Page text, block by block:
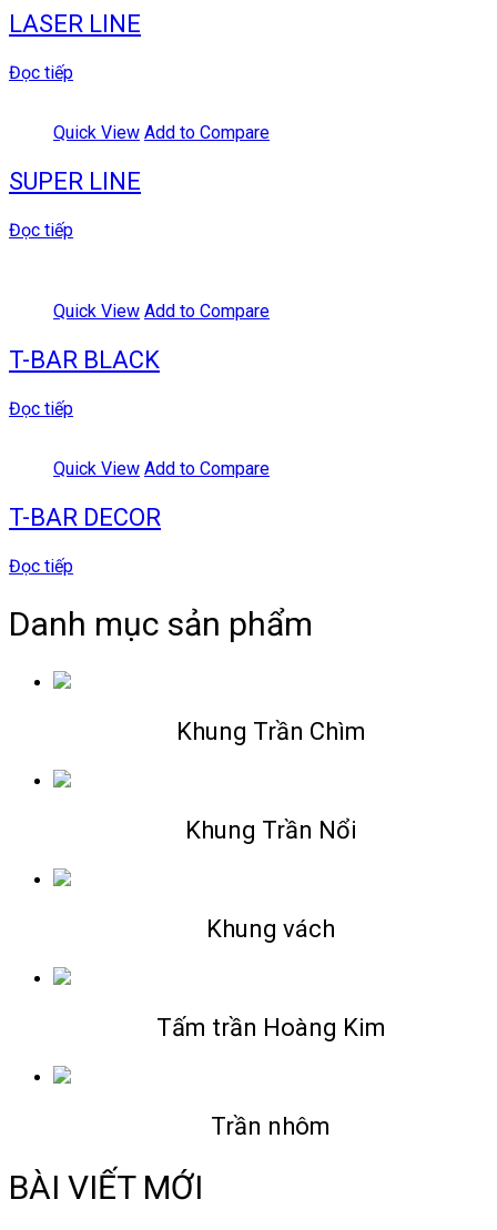
LASER LINE
Đọc tiếp
Quick View Add to Compare
SUPER LINE
Đọc tiếp
Quick View Add to Compare
T-BAR BLACK
Đọc tiếp
Quick View Add to Compare
T-BAR DECOR
Đọc tiếp
Danh mục sản phẩm
Khung Trần Chìm
Khung Trần Nổi
Khung vách
Tấm trần Hoàng Kim
Trần nhôm
BÀI VIẾT MỚI